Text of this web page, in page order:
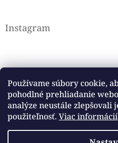
Používame súbory cookie,
pohodlné prehliadanie
analýze neustále zlepšovali
použiteľnosť. Viac informácií
Instagram
Sledovať na
Facebook